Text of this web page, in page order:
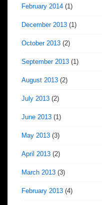
February 2014 (1)
December 2013 (1)
October 2013 (2)
September 2013 (1)
August 2013 (2)
July 2013 (2)
June 2013 (1)
May 2013 (3)
April 2013 (2)
March 2013 (3)
February 2013 (4)